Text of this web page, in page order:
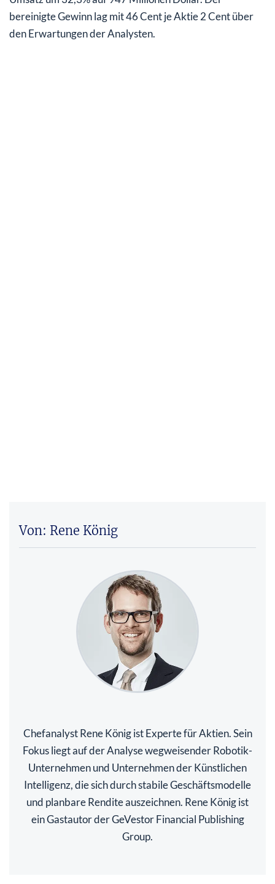
bereinigte Gewinn lag mit 46 Cent je Aktie 2 Cent über
den Erwartungen der Analysten.
Von: Rene König
Chefanalyst Rene König ist Experte für Aktien. Sein
Fokus liegt auf der Analyse wegweisender Robotik-
Unternehmen und Unternehmen der Künstlichen
Intelligenz, die sich durch stabile Geschäftsmodelle
und planbare Rendite auszeichnen. Rene König ist
ein Gastautor der GeVestor Financial Publishing
Group.